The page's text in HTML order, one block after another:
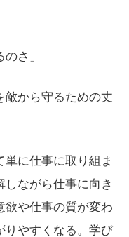
さ」
敵から守るための丈
に仕事に取り組ま
ながら仕事に向き
欲や仕事の質が変わ
りやすくなる。学び